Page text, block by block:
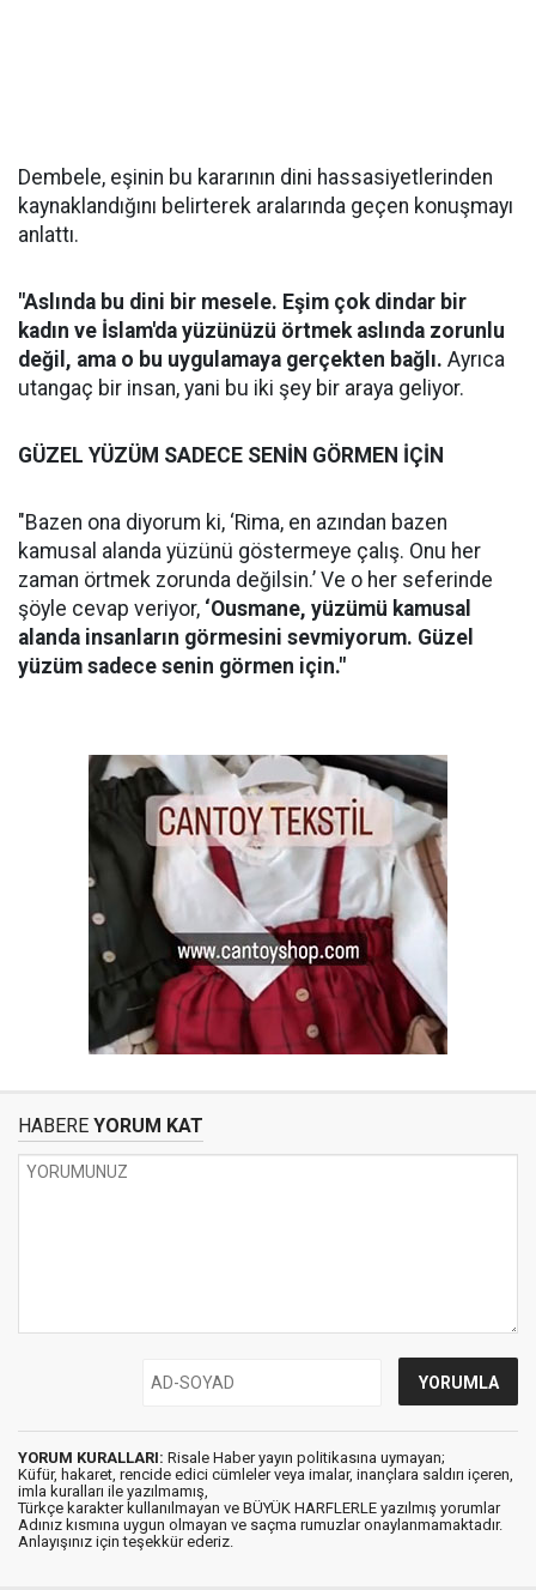
Dembele, eşinin bu kararının dini hassasiyetlerinden
kaynaklandığını belirterek aralarında geçen konuşmayı
anlattı.
"Aslında bu dini bir mesele. Eşim çok dindar bir
kadın ve İslam'da yüzünüzü örtmek aslında zorunlu
değil, ama o bu uygulamaya gerçekten bağlı. Ayrıca
utangaç bir insan, yani bu iki şey bir araya geliyor.
GÜZEL YÜZÜM SADECE SENİN GÖRMEN İÇİN
"Bazen ona diyorum ki, ‘Rima, en azından bazen
kamusal alanda yüzünü göstermeye çalış. Onu her
zaman örtmek zorunda değilsin.’ Ve o her seferinde
şöyle cevap veriyor, ‘Ousmane, yüzümü kamusal
alanda insanların görmesini sevmiyorum. Güzel
yüzüm sadece senin görmen için."
HABERE YORUM KAT
YORUM KURALLARI: Risale Haber yayın politikasına uymayan;
Küfür, hakaret, rencide edici cümleler veya imalar, inançlara saldırı içeren,
imla kuralları ile yazılmamış,
Türkçe karakter kullanılmayan ve BÜYÜK HARFLERLE yazılmış yorumlar
Adınız kısmına uygun olmayan ve saçma rumuzlar onaylanmamaktadır.
Anlayışınız için teşekkür ederiz.